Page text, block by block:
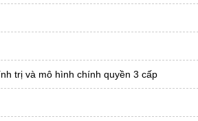
trị và mô hình chính quyền 3 cấp